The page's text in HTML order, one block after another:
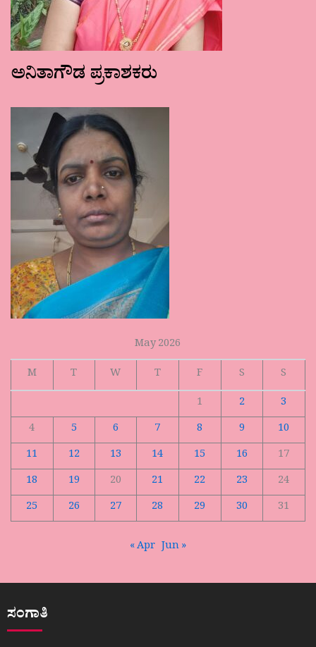
ಅನಿತಾಗೌಡ ಪ್ರಕಾಶಕರು
May 2026
M
T W T F S
S
1
2
3
4
5 6 7 8 9
10
11
12 13 14 15 16
17
18
19 20 21 22 23
24
25
26 27 28 29 30 31
« Apr Jun »
ಸಂಗಾತಿ